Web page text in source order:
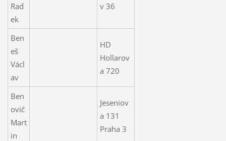
Rad
ek
v 36
Ben
eš
Václ
av
HD
Hollarov
a 720
Ben
ovič
Mart
in
Jeseniov
a 131
Praha 3